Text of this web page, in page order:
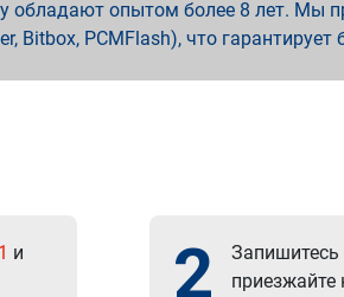
обладают опытом более 8 лет. Мы
Bitbox, PCMFlash), что
и
2
Запишитесь
приезжайте